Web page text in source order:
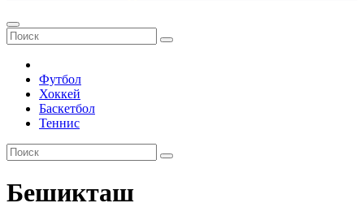
Футбол
Хоккей
Баскетбол
Теннис
Бешикташ